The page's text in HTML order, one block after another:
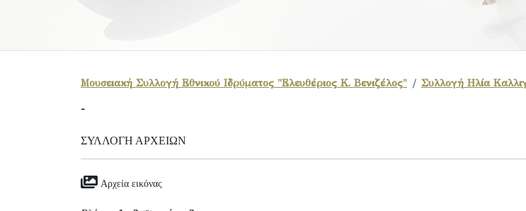
Μουσειακή Συλλογή Εθνικού Ιδρύματος "Ελευθέριος Κ. Βενιζέλος" Συλλογή Ηλία
-
ΣΥΛΛΟΓΉ ΑΡΧΕΊΩΝ
Αρχεία εικόνας